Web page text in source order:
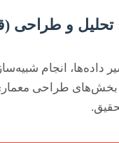
تحلیل و طراحی
داده‌ها، انجام
طراحی